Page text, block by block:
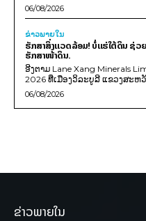
06/08/2026
ຂ່າວພາຍ​ໃນ
ຮັກສາສິ່ງແວດລ້ອມ! ບໍ່ແຮ່ໃຕ້ດິນ ຊ່
ຮັກສາໜ້າດິນ.
ອີງຕາມ Lane Xang Minerals
2026 ທີ່ເມືອງວິລະບູລີ ແຂວງສະຫ
06/08/2026
ຂ່າວພາຍໃນ